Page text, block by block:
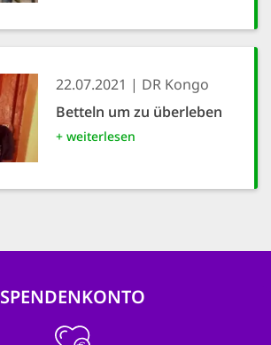
22.07.2021
DR Kongo
Betteln um zu überleben
+ weiterlesen
SPENDENKONTO